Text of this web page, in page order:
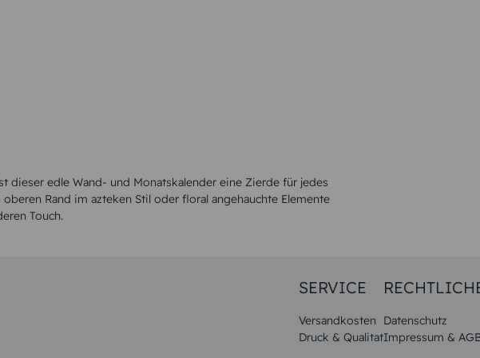
dieser edle Wand- und Monatskalender eine Zierde für jedes
Rand im azteken Stil oder floral angehauchte Elemente
Touch.
SERVICE
Versandkosten
Druck & Qualitat
Datenschutz
Impressum &